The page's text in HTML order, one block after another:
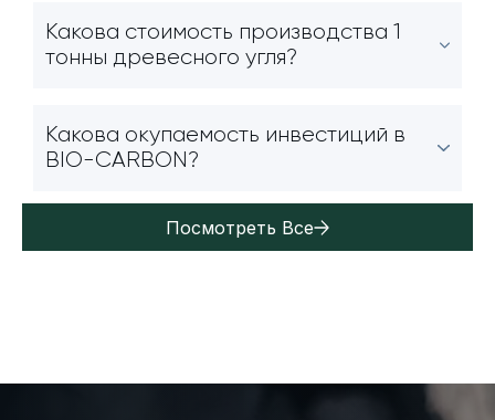
Какова стоимость производства 1
тонны древесного угля?
Какова окупаемость инвестиций в
BIO-CARBON?
Посмотреть Все